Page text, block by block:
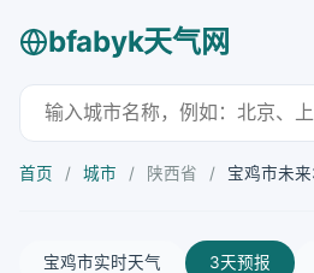
bfabyk天气网
首页 / 城市 / 陕西省 / 宝鸡市未
宝鸡市实时天气 3天预报